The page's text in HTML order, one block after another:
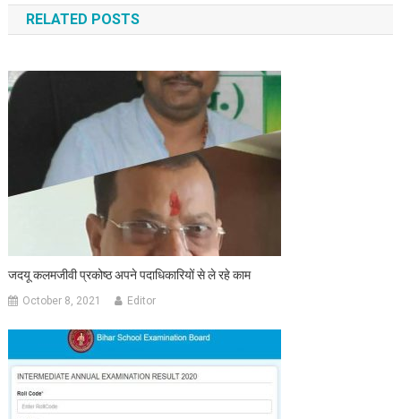
RELATED POSTS
जदयू कलमजीवी प्रकोष्ठ अपने पदाधिकारियों से ले रहे काम
October 8, 2021 Editor